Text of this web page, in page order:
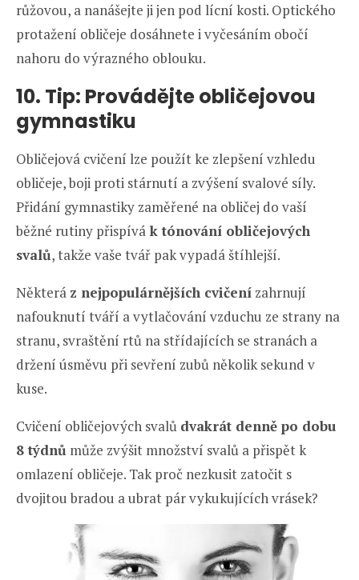
růžovou, a nanášejte ji jen pod lícní kosti. Optického
protažení obličeje dosáhnete i vyčesáním obočí
nahoru do výrazného oblouku.
10. Tip: Provádějte obličejovou
gymnastiku
Obličejová cvičení lze použít ke zlepšení vzhledu
obličeje, boji proti stárnutí a zvýšení svalové síly.
Přidání gymnastiky zaměřené na obličej do vaší
běžné rutiny přispívá k tónování obličejových
svalů, takže vaše tvář pak vypadá štíhlejší.
Některá z nejpopulárnějších cvičení zahrnují
nafouknutí tváří a vytlačování vzduchu ze strany na
stranu, svraštění rtů na střídajících se stranách a
držení úsměvu při sevření zubů několik sekund v
kuse.
Cvičení obličejových svalů dvakrát denně po dobu
8 týdnů může zvýšit množství svalů a přispět k
omlazení obličeje. Tak proč nezkusit zatočit s
dvojitou bradou a ubrat pár vykukujících vrásek?